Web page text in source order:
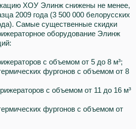
ХОУ Элинж снижены не менее,
2009 года (3 500 000 белорусских
Самые существенные скидки
оборудование Элинж
с объемом от 5 до 8 м³;
фургонов с объемом от 8
с объемом от 11 до 16 м³
фургонов с объемом от